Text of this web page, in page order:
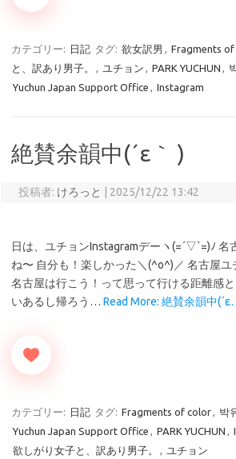
カテゴリー: 日記 タグ: 欲女訳男 , Fragments
と、訳あり男子。
, ユチョン , PARK YUCHUN ,
Yuchun Japan Support Office , Instagram
絶賛余韻中(⁠´⁠ε⁠｀⁠ ⁠)
投稿者: けろっと 2025/12/22 13:42
日は、ユチョンInstagramデーヽ(=´▽`=)ﾉ 名
ね〜 自分も！楽しかった＼(^o^)／ 名古屋ユ
名古屋は行こう！って思って行ける距離感
いあるし帰ろう… Read More: 絶賛余韻中
カテゴリー: 日記 タグ: Fragments of color, 박
Yuchun Japan Support Office , PARK YUCHUN ,
欲しがり女子と、訳あり男子。
, ユチョン